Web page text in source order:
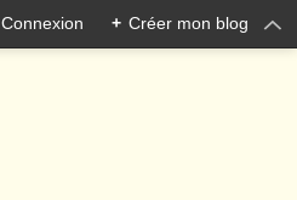
Connexion + Créer mon blog